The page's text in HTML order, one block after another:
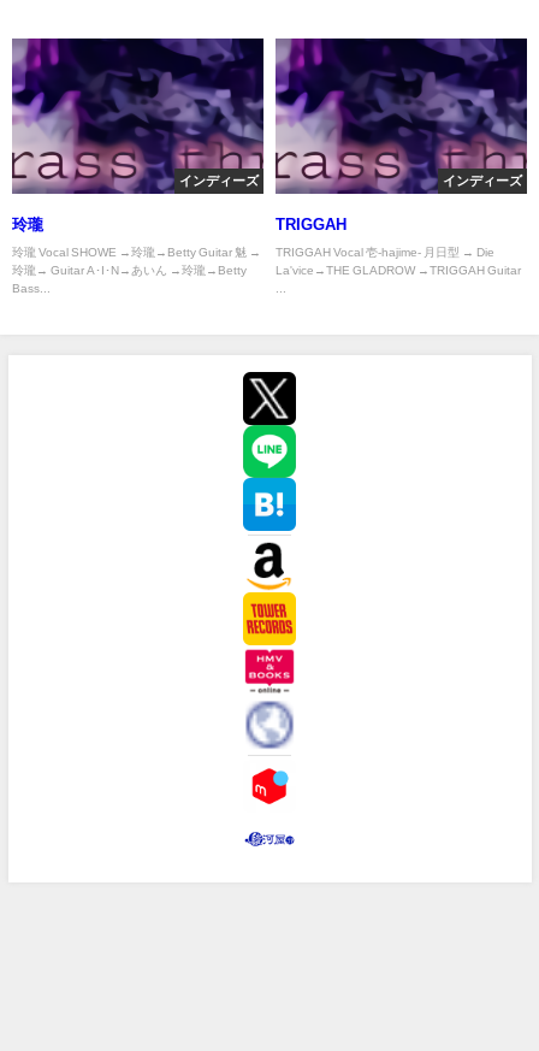
インディーズ
玲瓏
玲瓏 Vocal SHOWE →玲瓏→Betty Guitar 魅 →
玲瓏→ Guitar A･I･N→あいん →玲瓏→Betty
Bass...
インディーズ
TRIGGAH
TRIGGAH Vocal 壱-hajime- 月日型 → Die
La'vice→THE GLADROW →TRIGGAH Guitar